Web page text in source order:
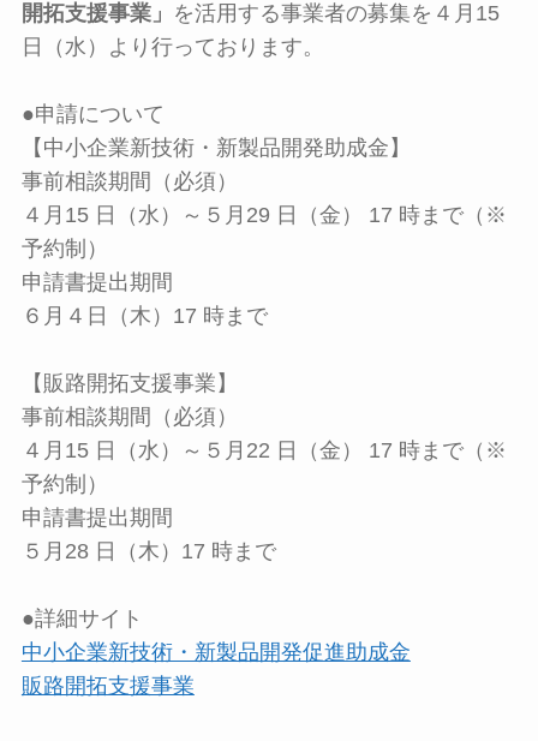
開拓支援事業」 を活用する事業者の募集を４月15
日（水）より行っております。
●申請について
【中小企業新技術・新製品開発助成金】
事前相談期間（必須）
４月15 日（水）～５月29 日（金） 17 時まで（※
予約制）
申請書提出期間
６月４日（木）17 時まで
【販路開拓支援事業】
事前相談期間（必須）
４月15 日（水）～５月22 日（金） 17 時まで（※
予約制）
申請書提出期間
５月28 日（木）17 時まで
●詳細サイト
中小企業新技術・新製品開発促進助成金
販路開拓支援事業